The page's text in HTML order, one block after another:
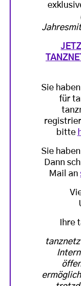
Sie
für
bitte
Sie
Dann
Mail an
Ihre